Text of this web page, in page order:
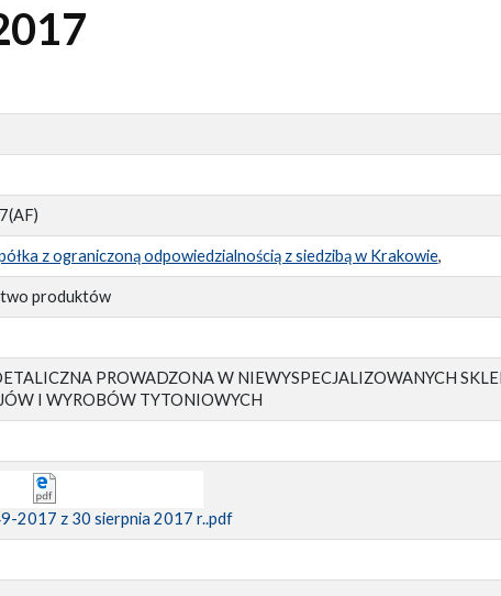
z ograniczoną odpowiedzialnością z siedzibą w Krakowie,
produktów
PROWADZONA W NIEWYSPECJALIZOWANYCH
I WYROBÓW TYTONIOWYCH
2017 z 30 sierpnia 2017 r..pdf